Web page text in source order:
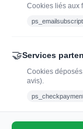
Cookies liés aux
🤝Services
Cookies
avis).